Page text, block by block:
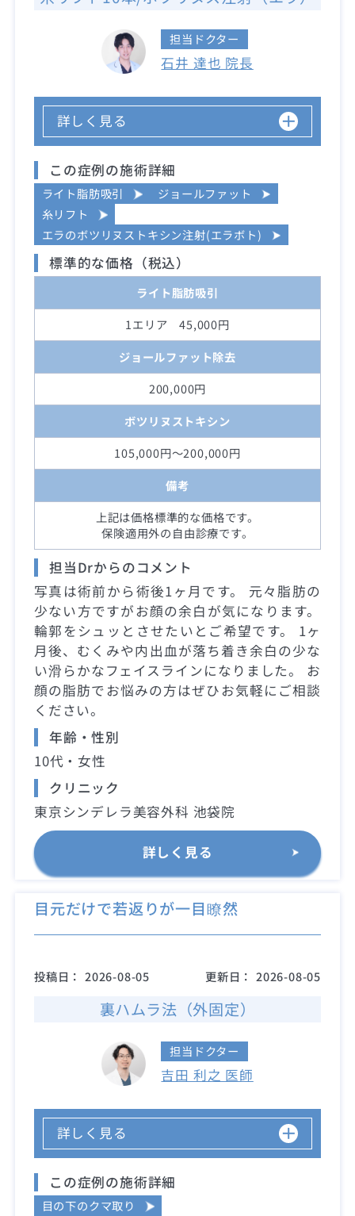
担当ドクター
石井 達也 院長
詳しく見る
この症例の施術詳細
ライト脂肪吸引
ジョールファット
糸リフト
エラのボツリヌストキシン注射(エラボト)
標準的な価格（税込）
ライト脂肪吸引
1エリア 45,000円
ジョールファット除去
200,000円
ボツリヌストキシン
105,000円～200,000円
備考
上記は価格標準的な価格です。
保険適用外の自由診療です。
担当Drからのコメント
写真は術前から術後1ヶ月です。 元々脂肪の
少ない方ですがお顔の余白が気になります。
輪郭をシュッとさせたいとご希望です。 1ヶ
月後、むくみや内出血が落ち着き余白の少な
い滑らかなフェイスラインになりました。 お
顔の脂肪でお悩みの方はぜひお気軽にご相談
ください。
年齢・性別
10代・女性
クリニック
東京シンデレラ美容外科 池袋院
詳しく見る
目元だけで若返りが一目瞭然
投稿日： 2026-08-05 更新日： 2026-08-05
裏ハムラ法（外固定）
担当ドクター
吉田 利之 医師
詳しく見る
この症例の施術詳細
目の下のクマ取り